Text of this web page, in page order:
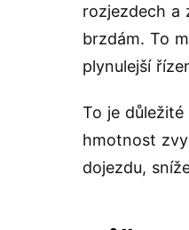
rozjezdech a
brzdám. To
plynulejší
To je
hmotnost
dojezdu,